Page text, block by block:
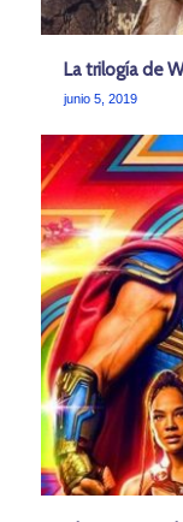
La trilogía de
junio 5, 2019